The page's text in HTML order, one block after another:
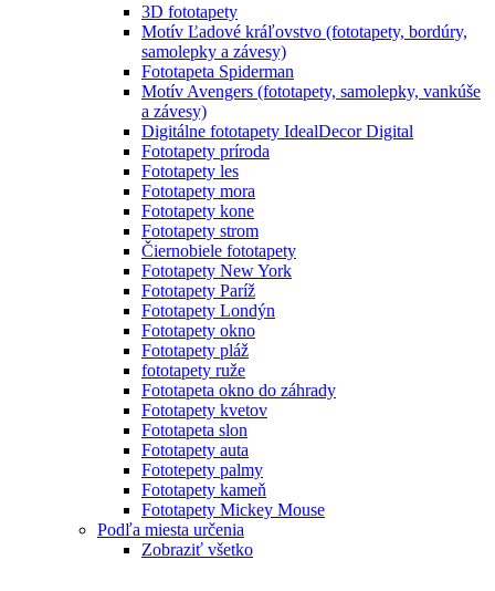
3D fototapety
Motív Ľadové kráľovstvo (fototapety, bordúry,
samolepky a závesy)
Fototapeta Spiderman
Motív Avengers (fototapety, samolepky, vankúše
a závesy)
Digitálne fototapety IdealDecor Digital
Fototapety príroda
Fototapety les
Fototapety mora
Fototapety kone
Fototapety strom
Čiernobiele fototapety
Fototapety New York
Fototapety Paríž
Fototapety Londýn
Fototapety okno
Fototapety pláž
fototapety ruže
Fototapeta okno do záhrady
Fototapety kvetov
Fototapeta slon
Fototapety auta
Fototepety palmy
Fototapety kameň
Fototapety Mickey Mouse
Podľa miesta určenia
Zobraziť všetko